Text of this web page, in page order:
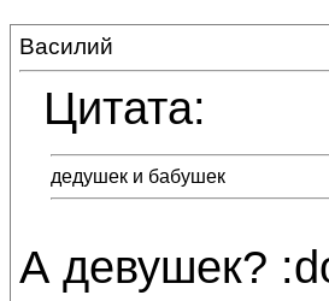
Василий
Цитата:
дедушек и бабушек
А девушек?